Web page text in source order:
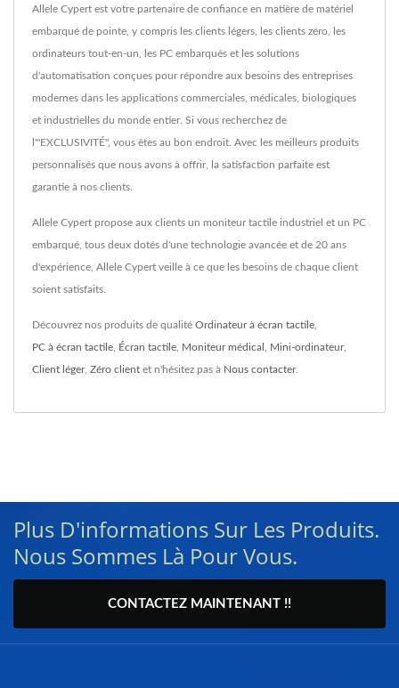
Allele Cypert est votre partenaire de confiance en matière de matériel
embarqué de pointe, y compris les clients légers, les clients zéro, les
ordinateurs tout-en-un, les PC embarqués et les solutions
d'automatisation conçues pour répondre aux besoins des entreprises
modernes dans les applications commerciales, médicales, biologiques
et industrielles du monde entier. Si vous recherchez de
l'"EXCLUSIVITÉ", vous êtes au bon endroit. Avec les meilleurs produits
personnalisés que nous avons à offrir, la satisfaction parfaite est
garantie à nos clients.
Allele Cypert propose aux clients un moniteur tactile industriel et un PC
embarqué, tous deux dotés d'une technologie avancée et de 20 ans
d'expérience, Allele Cypert veille à ce que les besoins de chaque client
soient satisfaits.
Découvrez nos produits de qualité Ordinateur à écran tactile
PC à écran tactile Écran tactile Moniteur médical Mini-ordinateur,
Client léger, Zéro client et n'hésitez pas à Nous contacter.
Plus D'informations Sur Les Produits.
Nous Sommes Là Pour Vous.
CONTACTEZ MAINTENANT !!